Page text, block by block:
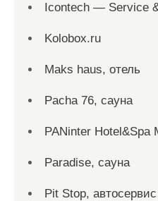
Icontech — Service
Kolobox.ru
Maks haus, отель
Pacha 76, сауна
PANinter Hotel&Spa
Paradise, сауна
Pit Stop, автосервис